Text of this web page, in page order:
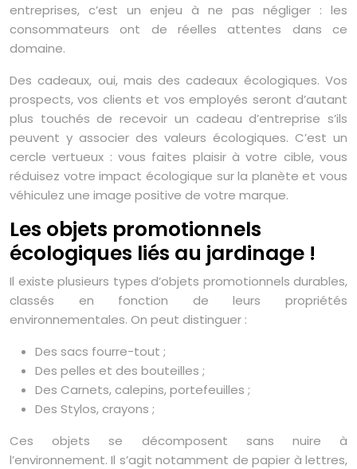
entreprises, c’est un enjeu à ne pas négliger : les
consommateurs ont de réelles attentes dans ce
domaine.
Des cadeaux, oui, mais des cadeaux écologiques. Vos
prospects, vos clients et vos employés seront d’autant
plus touchés de recevoir un cadeau d’entreprise s’ils
peuvent y associer des valeurs écologiques. C’est un
cercle vertueux : vous faites plaisir à votre cible, vous
réduisez votre impact écologique sur la planète et vous
véhiculez une image positive de votre marque.
Les objets promotionnels
écologiques liés au jardinage !
Il existe plusieurs types d’objets promotionnels durables,
classés en fonction de leurs propriétés
environnementales. On peut distinguer :
Des sacs fourre-tout ;
Des pelles et des bouteilles ;
Des Carnets, calepins, portefeuilles ;
Des Stylos, crayons ;
Ces objets se décomposent sans nuire à
l’environnement. Il s’agit notamment de papier à lettres,